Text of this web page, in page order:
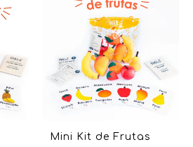
Mini Kit de Frutas